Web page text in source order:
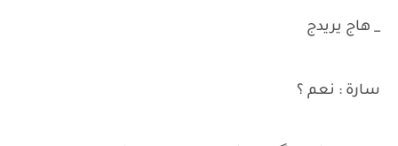
_ هاج يريدج
سارة : نعم ؟